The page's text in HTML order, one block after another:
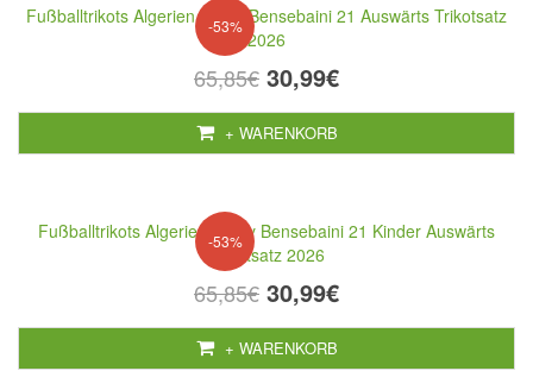
-53%
Fußballtrikots Algerien Ramy Bensebaini 21 Auswärts Trikotsatz
2026
65,85€ 30,99€
+ WARENKORB
-53%
Fußballtrikots Algerien Ramy Bensebaini 21 Kinder Auswärts
Trikotsatz 2026
65,85€ 30,99€
+ WARENKORB